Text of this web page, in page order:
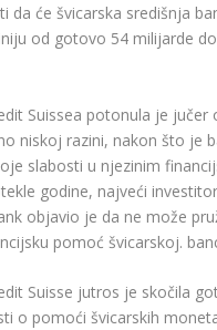
da će švicarska središnja
od gotovo 54 milijarde
Suissea potonula je jučer
niskoj razini, nakon što je
slabosti u njezinim
godine, najveći
objavio je da ne može
pomoć švicarskoj.
Suisse jutros je skočila
o pomoći švicarskih